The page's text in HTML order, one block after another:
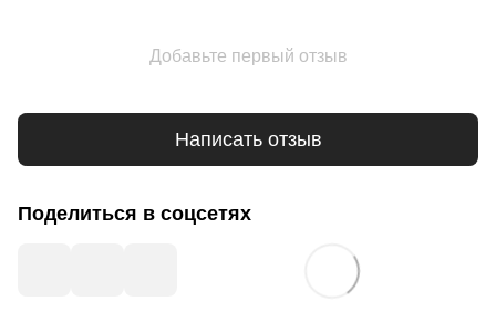
Добавьте первый отзыв
Написать отзыв
Поделиться в соцсетях